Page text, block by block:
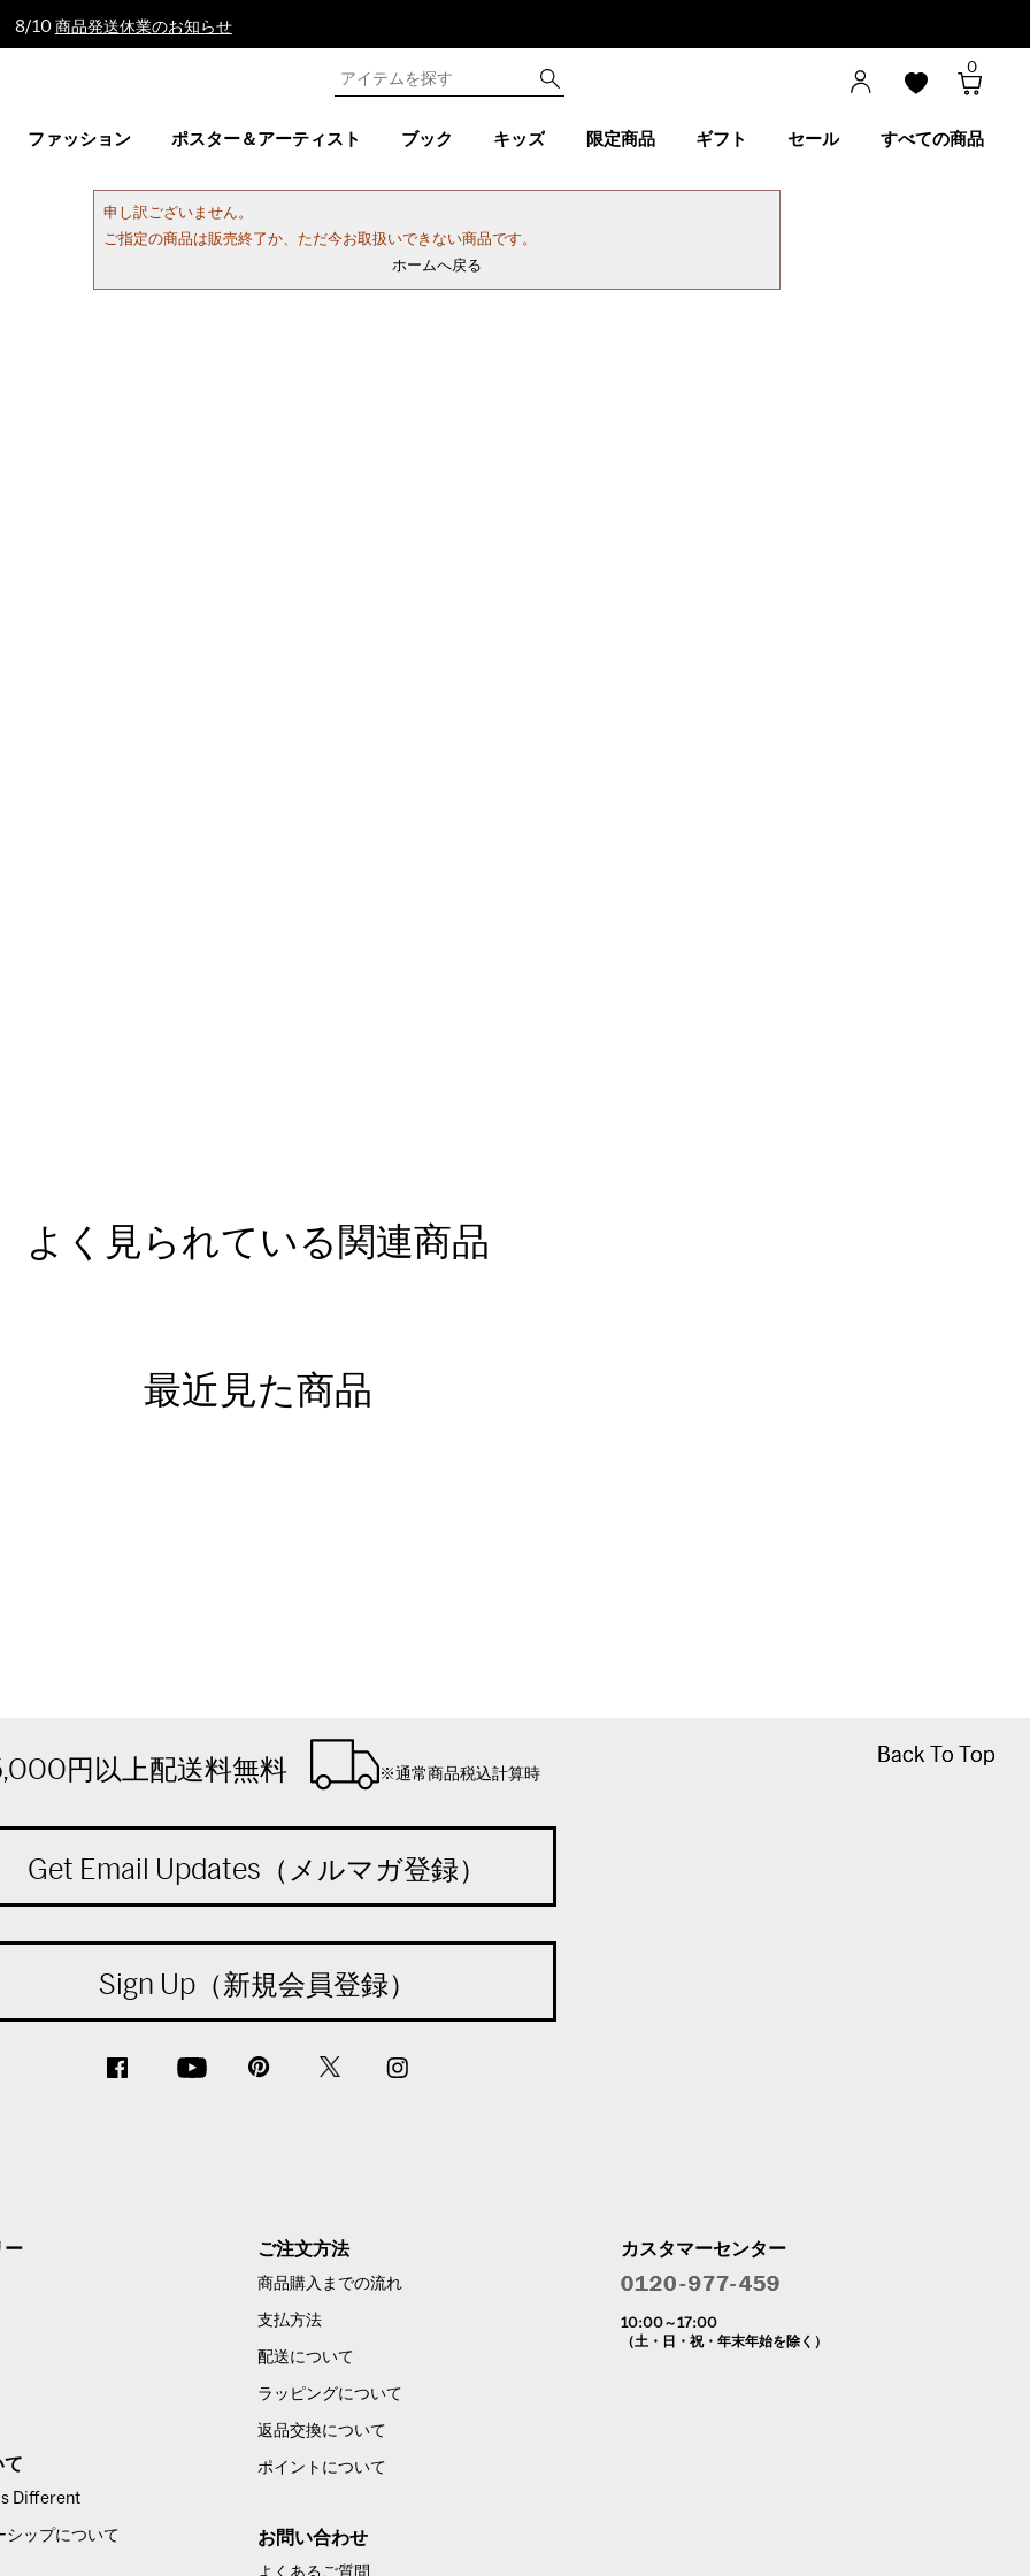
8/10 商品発送休業のお知らせ
0
ファッション ポスター＆アーティスト ブック キッズ 限定商品 ギフト セール すべての商品
申し訳ございません。
ご指定の商品は販売終了か、ただ今お取扱いできない商品です。
ホームへ戻る
よく見られている関連商品
最近見た商品
Back To Top
Back To Top
円以上配送料無料 ※通常商品税込計算時
Get Email Updates（メルマガ登録）
Sign Up（新規会員登録）
ー
て
Different
シップについて
ご注文方法
商品購入までの流れ
支払方法
配送について
ラッピングについて
返品交換について
ポイントについて
お問い合わせ
よくあるご質問
カスタマーセンター
10:00～17:00
（土・日・祝・年末年始を除く）